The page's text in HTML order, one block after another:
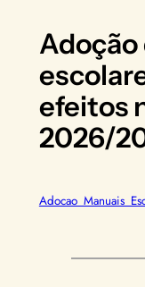
Adoção
efeitos
2026/